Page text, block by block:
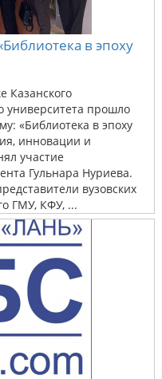
в эпоху
Казанского
университета прошло
«Библиотека в эпоху
инновации и
участие
Гульнара Нуриева.
вузовских
ГМУ, КФУ, ...